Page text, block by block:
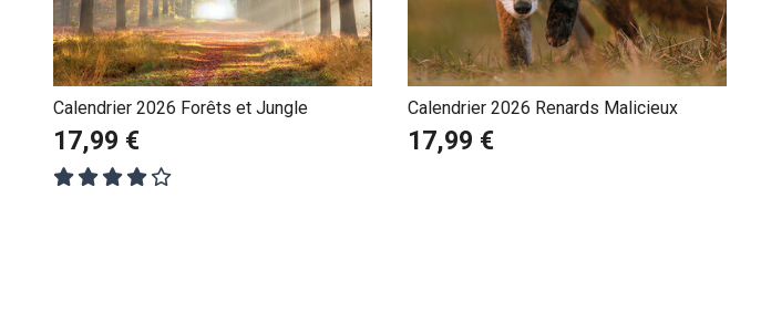
Calendrier 2026 Forêts et Jungle
17,99 €
Calendrier 2026 Renards Malicieux
17,99 €